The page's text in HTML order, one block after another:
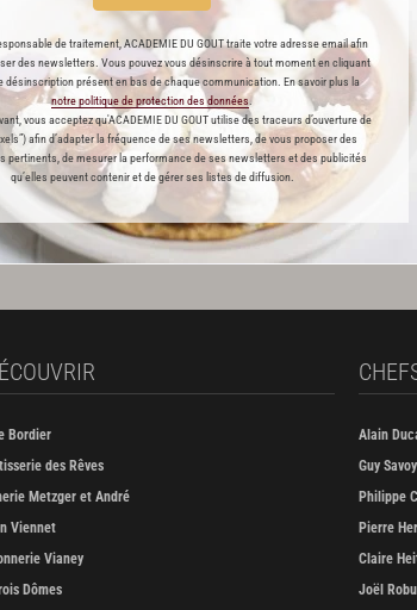
de traitement, ACADEMIE DU GOUT traite votre adresse email afin
des newsletters. Vous pouvez vous désinscrire à tout moment en cliquant
désinscription présent en bas de chaque communication. En savoir plus la
notre politique de protection des données.
vous acceptez qu'ACADEMIE DU GOUT utilise des traceurs d’ouverture de
afin d’adapter la fréquence de ses newsletters, de vous proposer des
pertinents, de mesurer la performance de ses newsletters et des publicités
qu’elles peuvent contenir et de gérer ses listes de diffusion.
aux flageolets
Alain Ducasse
autre chef
Bordier
des Rêves
Metzger et André
Viennet
Vianey
Dômes
Alain
Guy Savoy
Philippe
Pierre
Claire
Joël